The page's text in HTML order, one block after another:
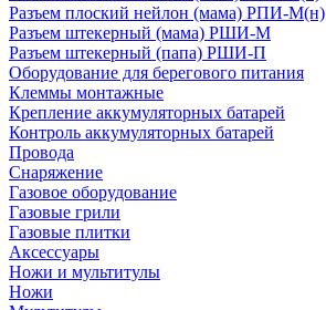
Разъем плоский нейлон (мама) РПИ-М(н)
Разъем штекерный (мама) РШИ-М
Разъем штекерный (папа) РШИ-П
Оборудование для берегового питания
Клеммы монтажные
Крепление аккумуляторных батарей
Контроль аккумуляторных батарей
Провода
Снаряжение
Газовое оборудование
Газовые грили
Газовые плитки
Аксессуары
Ножи и мультитулы
Ножи